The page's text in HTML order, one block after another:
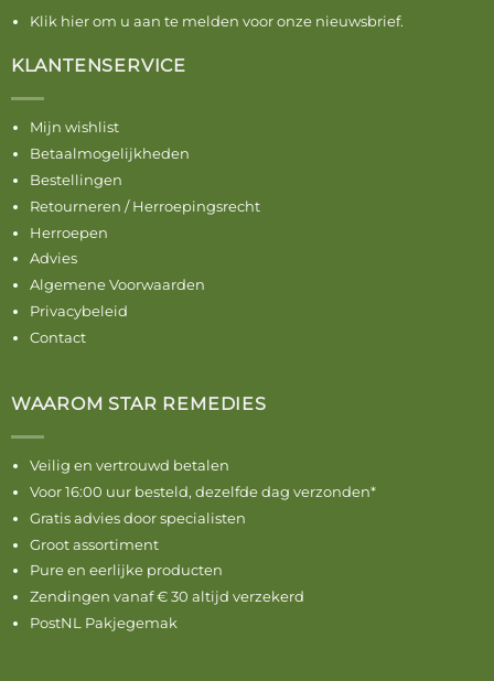
Klik hier om u aan te melden voor onze nieuwsbrief.
KLANTENSERVICE
Mijn wishlist
Betaalmogelijkheden
Bestellingen
Retourneren / Herroepingsrecht
Herroepen
Advies
Algemene Voorwaarden
Privacybeleid
Contact
WAAROM STAR REMEDIES
Veilig en vertrouwd betalen
Voor 16:00 uur besteld, dezelfde dag verzonden*
Gratis advies door specialisten
Groot assortiment
Pure en eerlijke producten
Zendingen vanaf € 30 altijd verzekerd
PostNL Pakjegemak